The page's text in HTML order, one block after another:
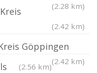
(2.28 km)
(2.42 km)
Göppingen
(2.42 km)
(2.56 km)